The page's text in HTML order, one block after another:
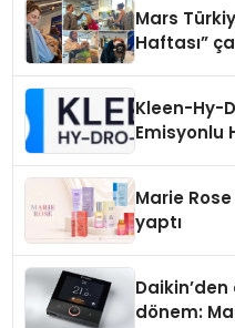
Mars
Haftası”
Kleen-Hy-
Emisyonlu
Marie
yaptı
dönem: